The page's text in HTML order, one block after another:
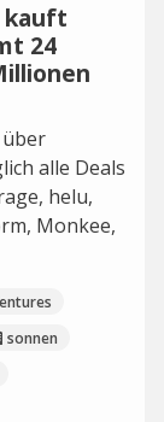
kauft
24
alle Deals
helu,
Monkee,
sonnen